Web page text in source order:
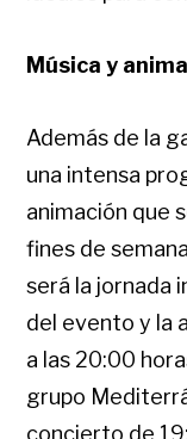
Música y
Además de la
una intensa
animación que
fines de
será la jornada
del evento y la
a las 20:00
grupo
concierto de